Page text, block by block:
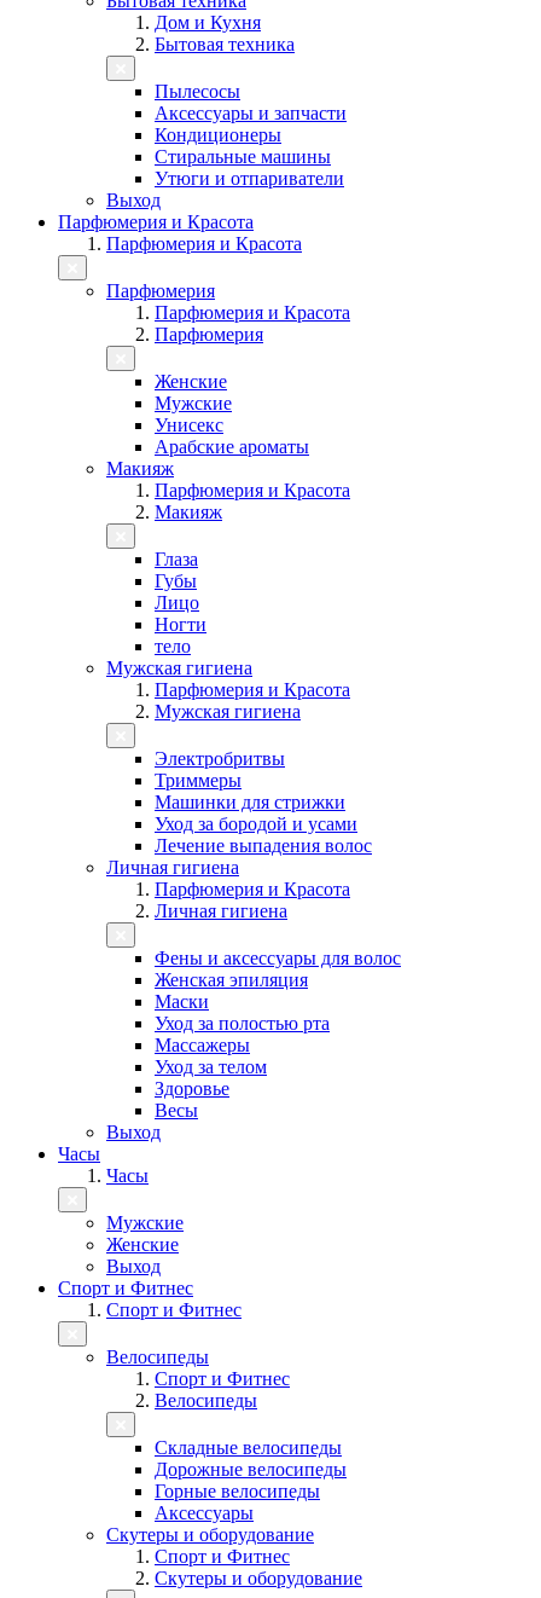
Дом и Кухня
Бытовая техника
Пылесосы
Аксессуары и запчасти
Кондиционеры
Стиральные машины
Утюги и отпариватели
Выход
Парфюмерия и Красота
Парфюмерия и Красота
Парфюмерия
Парфюмерия и Красота
Парфюмерия
Женские
Мужские
Унисекс
Арабские ароматы
Макияж
Парфюмерия и Красота
Макияж
Глаза
Губы
Лицо
Ногти
тело
Мужская гигиена
Парфюмерия и Красота
Мужская гигиена
Электробритвы
Триммеры
Машинки для стрижки
Уход за бородой и усами
Лечение выпадения волос
Личная гигиена
Парфюмерия и Красота
Личная гигиена
Фены и аксессуары для волос
Женская эпиляция
Маски
Уход за полостью рта
Массажеры
Уход за телом
Здоровье
Весы
Выход
Часы
Часы
Мужские
Женские
Выход
Спорт и Фитнес
Спорт и Фитнес
Велосипеды
Спорт и Фитнес
Велосипеды
Складные велосипеды
Дорожные велосипеды
Горные велосипеды
Аксессуары
Скутеры и оборудование
Спорт и Фитнес
Скутеры и оборудование